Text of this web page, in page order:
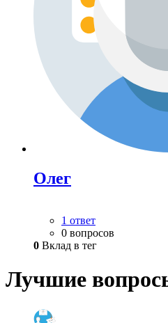
Олег
1 ответ
0 вопросов
0 Вклад в тег
Лучшие